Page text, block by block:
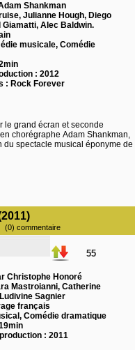
Shankman
Julianne Hough, Diego
Giamatti, Alec Baldwin.
musicale, Comédie
: 2012
: Rock Forever
le grand écran et seconde
chorégraphe Adam Shankman,
du spectacle musical éponyme de
(0) commentaire
55
Christophe Honoré
Mastroianni, Catherine
Sagnier
français
Comédie dramatique
: 2011